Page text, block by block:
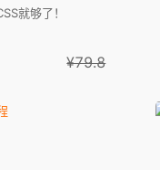
就够了！
¥79.8